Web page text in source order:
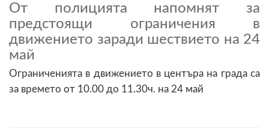
От полицията напомнят за
предстоящи ограничения в
движението заради шествието на 24
май
Ограниченията в движението в центъра на града са
за времето от 10.00 до 11.30ч. на 24 май